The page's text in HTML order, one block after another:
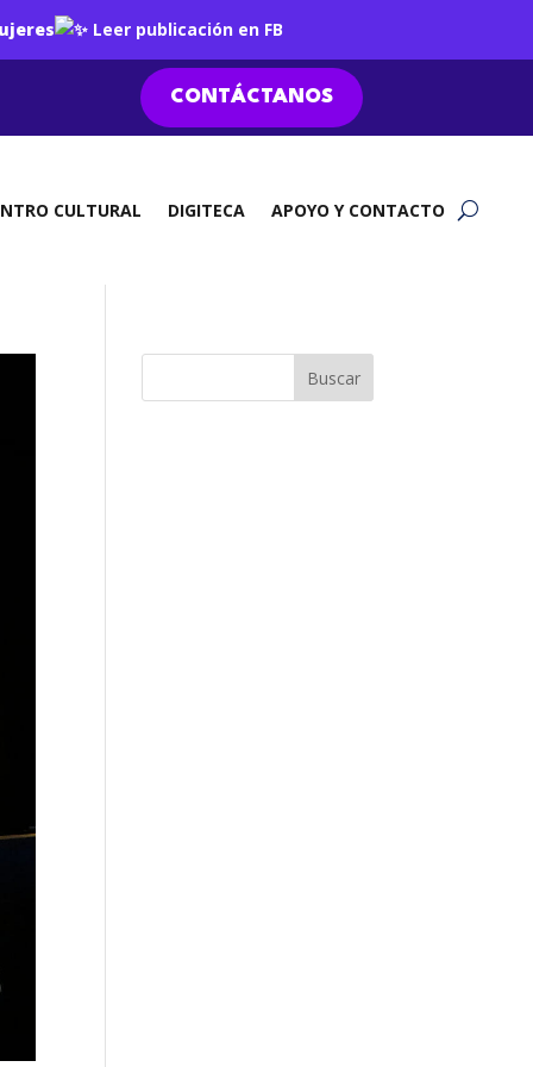
Leer publicación en FB
CONTÁCTANOS
CULTURAL DIGITECA APOYO Y CONTACTO